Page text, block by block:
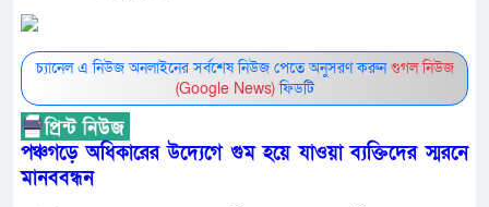
চ্যানেল এ নিউজ অনলাইনের সর্বশেষ নিউজ পেতে অনুসরণ করুনগুগল নিউজ
(Google News)ফিডটি
পঞ্চগড়ে অধিকারের উদ্যেগে গুম হয়ে যাওয়া ব্যক্তিদের স্মরনে
মানববন্ধন